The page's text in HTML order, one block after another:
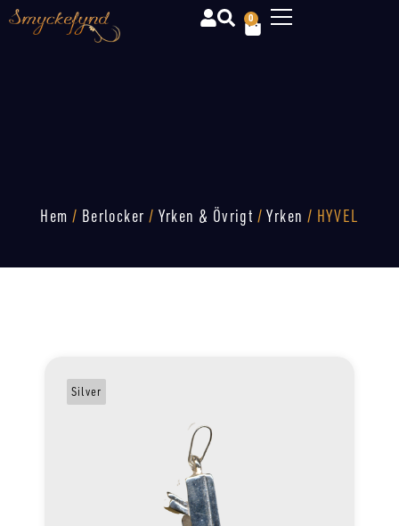
0
Hem / Berlocker / Yrken & Övrigt /Yrken / HYVEL
Silver